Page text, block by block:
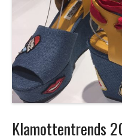
Klamottentrends